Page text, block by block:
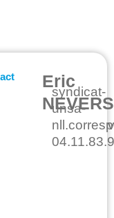
Eric
NEVERS
syndicat-
unsa-